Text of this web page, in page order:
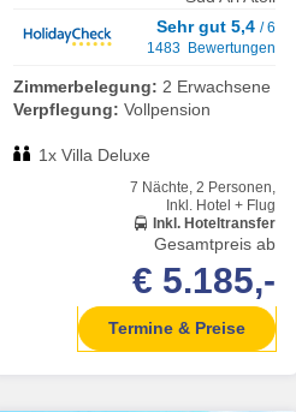
Sehr gut 5,4/ 6
1483 Bewertungen
Zimmerbelegung: 2 Erwachsene
Verpflegung: Vollpension
1x Villa Deluxe
7 Nächte, 2 Personen,
Inkl. Hotel + Flug
Inkl. Hoteltransfer
Gesamtpreis ab
€ 5.185,-
Termine & Preise